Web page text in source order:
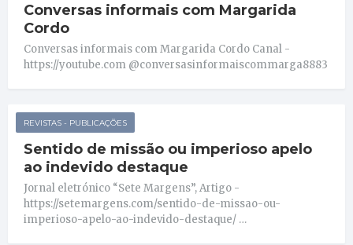
Conversas informais com Margarida
Cordo
Conversas informais com Margarida Cordo Canal -
https://youtube.com @conversasinformaiscommarga8883
REVISTAS - PUBLICAÇÕES
Sentido de missão ou imperioso apelo
ao indevido destaque
Jornal eletrónico “Sete Margens”, Artigo -
https://setemargens.com/sentido-de-missao-ou-
imperioso-apelo-ao-indevido-destaque/ …